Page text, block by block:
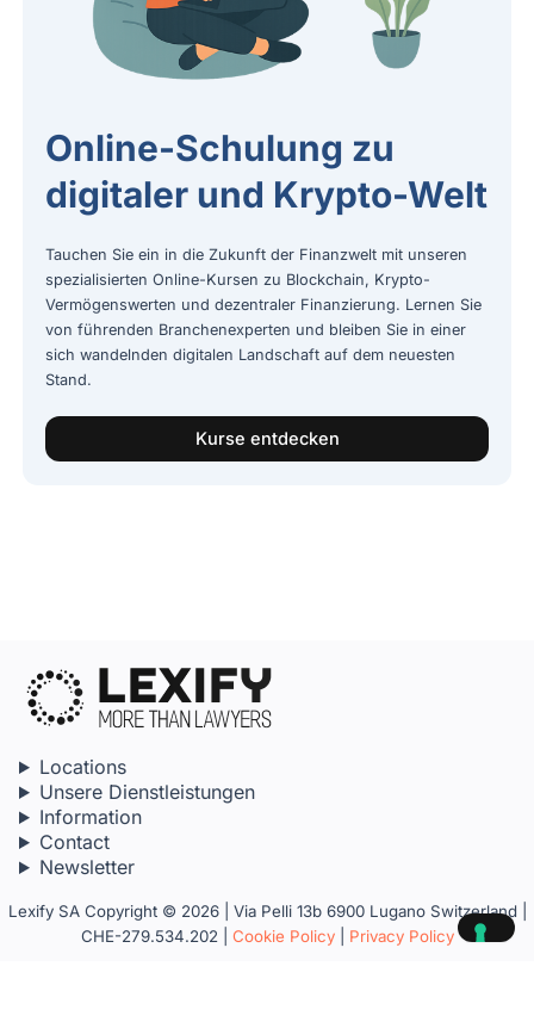
Online-Schulung zu
digitaler und Krypto-Welt
Tauchen Sie ein in die Zukunft der Finanzwelt mit unseren
spezialisierten Online-Kursen zu Blockchain, Krypto-
Vermögenswerten und dezentraler Finanzierung. Lernen Sie
von führenden Branchenexperten und bleiben Sie in einer
sich wandelnden digitalen Landschaft auf dem neuesten
Stand.
Kurse entdecken
Locations
Unsere Dienstleistungen
Information
Contact
Newsletter
Lexify SA Copyright © 2026 | Via Pelli 13b 6900 Lugano Switzerland |
CHE-279.534.202 | Cookie Policy| Privacy Policy